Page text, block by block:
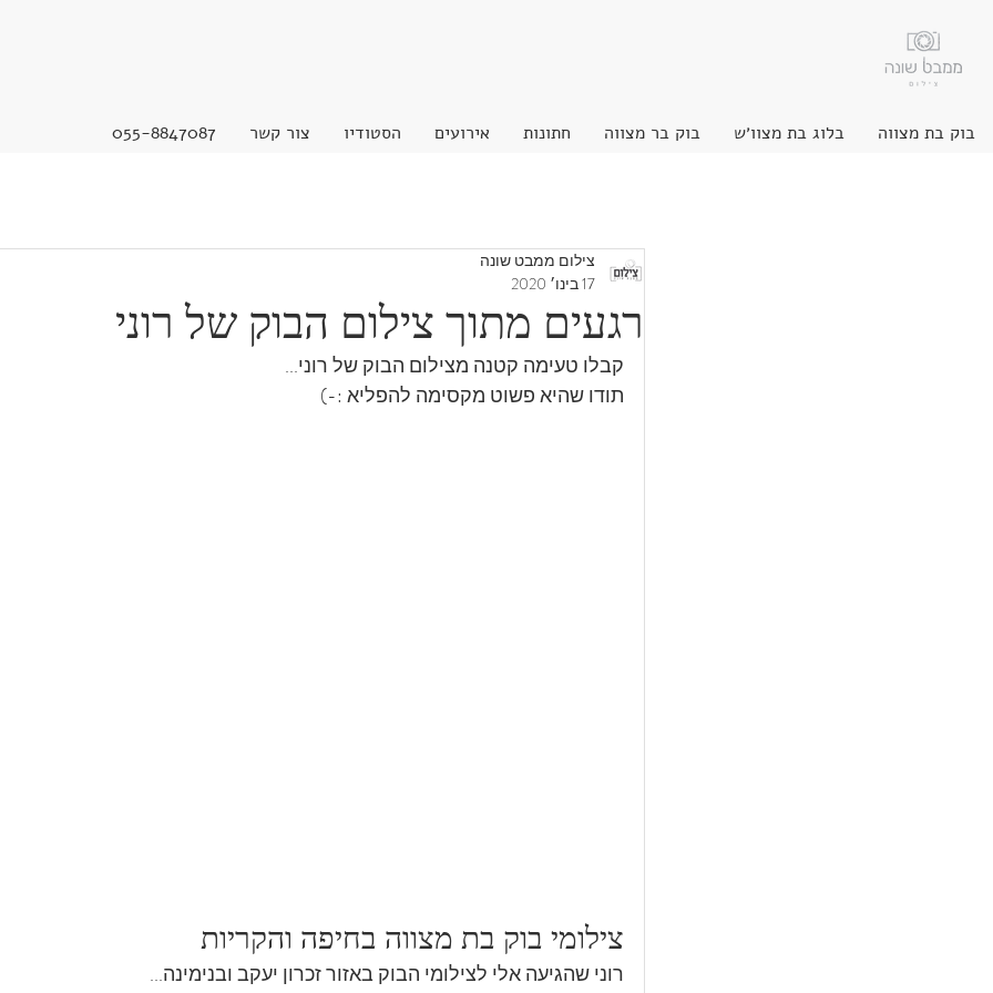
בוק בת מצווה בלוג בת מצוו׳ש בוק בר מצווה חתונות אירועים הסטודיו צור קשר 055-8847087
רגעים מתוך צילום הבוק של רוני
צילום ממבט שונה
17 בינו׳ 2020
קבלו טעימה קטנה מצילום הבוק של רוני...
תודו שהיא פשוט מקסימה להפליא :-)
צילומי בוק בת מצווה בחיפה והקריות
רוני שהגיעה אלי לצילומי הבוק באזור זכרון יעקב ובנימינה...